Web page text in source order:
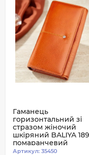
Гаманець
горизонтальний зі
стразом жіночий
шкіряний BALIYA
помаранчевий
Артикул: 35450